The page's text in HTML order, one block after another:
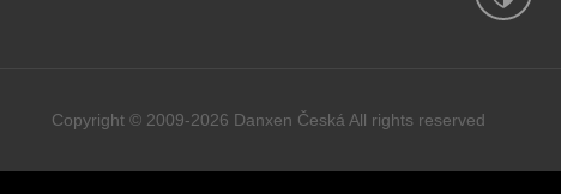
Copyright © 2009-2026 Danxen Česká All rights reserved